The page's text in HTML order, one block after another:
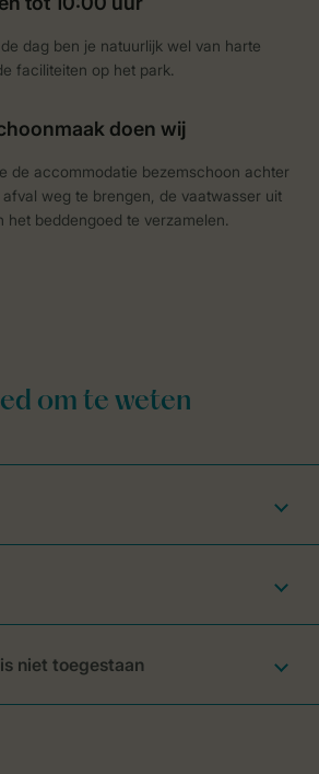
dag ben je natuurlijk wel van harte
faciliteiten op het park.
de accommodatie bezemschoon achter
weg te brengen, de vaatwasser uit
het beddengoed te verzamelen.
niet toegestaan